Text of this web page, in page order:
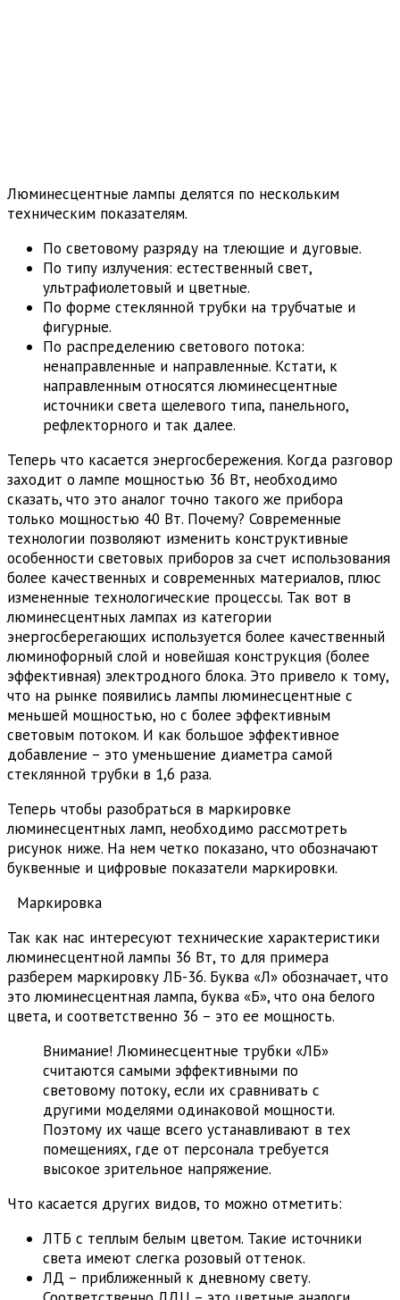
Люминесцентные лампы делятся по нескольким
техническим показателям.
По световому разряду на тлеющие и дуговые.
По типу излучения: естественный свет,
ультрафиолетовый и цветные.
По форме стеклянной трубки на трубчатые и
фигурные.
По распределению светового потока:
ненаправленные и направленные. Кстати, к
направленным относятся люминесцентные
источники света щелевого типа, панельного,
рефлекторного и так далее.
Теперь что касается энергосбережения. Когда разговор
заходит о лампе мощностью 36 Вт, необходимо
сказать, что это аналог точно такого же прибора
только мощностью 40 Вт. Почему? Современные
технологии позволяют изменить конструктивные
особенности световых приборов за счет использования
более качественных и современных материалов, плюс
измененные технологические процессы. Так вот в
люминесцентных лампах из категории
энергосберегающих используется более качественный
люминофорный слой и новейшая конструкция (более
эффективная) электродного блока. Это привело к тому,
что на рынке появились лампы люминесцентные с
меньшей мощностью, но с более эффективным
световым потоком. И как большое эффективное
добавление – это уменьшение диаметра самой
стеклянной трубки в 1,6 раза.
Теперь чтобы разобраться в маркировке
люминесцентных ламп, необходимо рассмотреть
рисунок ниже. На нем четко показано, что обозначают
буквенные и цифровые показатели маркировки.
Маркировка
Так как нас интересуют технические характеристики
люминесцентной лампы 36 Вт, то для примера
разберем маркировку ЛБ-36. Буква «Л» обозначает, что
это люминесцентная лампа, буква «Б», что она белого
цвета, и соответственно 36 – это ее мощность.
Внимание! Люминесцентные трубки «ЛБ»
считаются самыми эффективными по
световому потоку, если их сравнивать с
другими моделями одинаковой мощности.
Поэтому их чаще всего устанавливают в тех
помещениях, где от персонала требуется
высокое зрительное напряжение.
Что касается других видов, то можно отметить:
ЛТБ с теплым белым цветом. Такие источники
света имеют слегка розовый оттенок.
ЛД – приближенный к дневному свету.